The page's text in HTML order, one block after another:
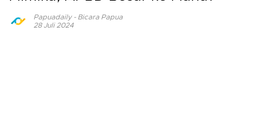
Papuadaily- Bicara Papua
28 Juli 2024